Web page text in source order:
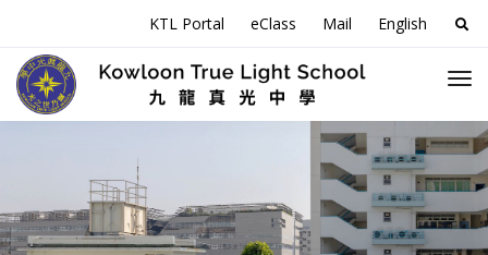
KTL Portal eClass Mail English
搜
尋
關
於